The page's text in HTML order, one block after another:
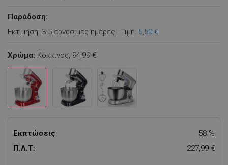
Παράδοση:
Εκτίμηση: 3-5 εργάσιμες ημέρες | Τιμή: 5,50 €
Χρώμα: Κόκκινος, 94,99 €
Εκπτώσεις
58 %
Π.Λ.Τ:
227,99 €